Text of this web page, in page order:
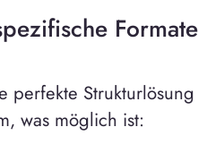
Formate
perfekte Strukturlösung
was möglich ist: